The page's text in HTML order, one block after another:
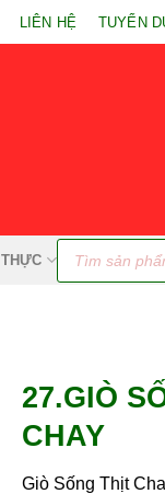
LIÊN HỆ TUYỂN
Tìm
kiếm
phẩm
27.GIÒ
CHAY
Giò Sống Thịt